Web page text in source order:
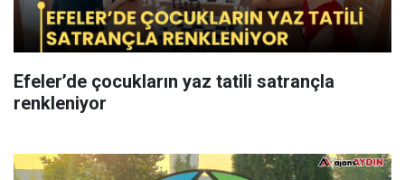
Efeler’de çocukların yaz tatili satrançla
renkleniyor